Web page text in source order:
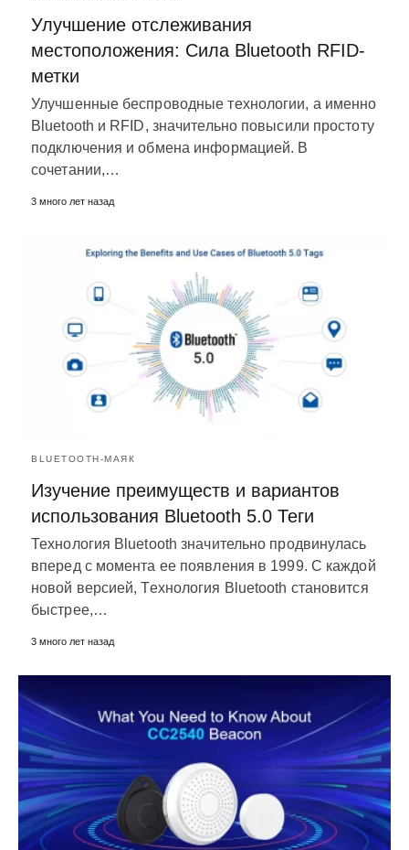
Улучшение отслеживания
местоположения: Сила Bluetooth RFID-
метки
Улучшенные беспроводные технологии, а именно
Bluetooth и RFID, значительно повысили простоту
подключения и обмена информацией. В
сочетании,…
3 много лет назад
BLUETOOTH-МАЯК
Изучение преимуществ и вариантов
использования Bluetooth 5.0 Теги
Технология Bluetooth значительно продвинулась
вперед с момента ее появления в 1999. С каждой
новой версией, Технология Bluetooth становится
быстрее,…
3 много лет назад